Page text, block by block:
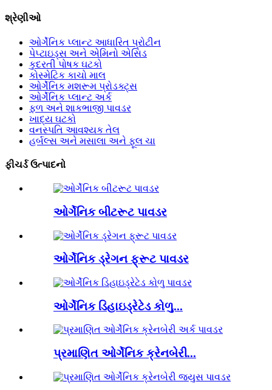
શ્રેણીઓ
ઓર્ગેનિક પ્લાન્ટ આધારિત પ્રોટીન
પેપ્ટાઇડ્સ અને એમિનો એસિડ
કુદરતી પોષક ઘટકો
કોસ્મેટિક કાચો માલ
ઓર્ગેનિક મશરૂમ પ્રોડક્ટ્સ
ઓર્ગેનિક પ્લાન્ટ અર્ક
ફળ અને શાકભાજી પાવડર
ખાદ્ય ઘટકો
વનસ્પતિ આવશ્યક તેલ
હર્બલ્સ અને મસાલા અને ફૂલ ચા
ફીચર્ડ ઉત્પાદનો
ઓર્ગેનિક બીટરૂટ પાવડર
ઓર્ગેનિક ડ્રેગન ફ્રૂટ પાવડર
ઓર્ગેનિક ડિહાઇડ્રેટેડ કોળુ...
પ્રમાણિત ઓર્ગેનિક ક્રેનબેરી...